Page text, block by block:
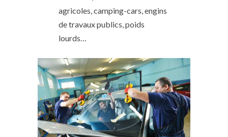
agricoles, camping-cars, engins
de travaux publics, poids
lourds…